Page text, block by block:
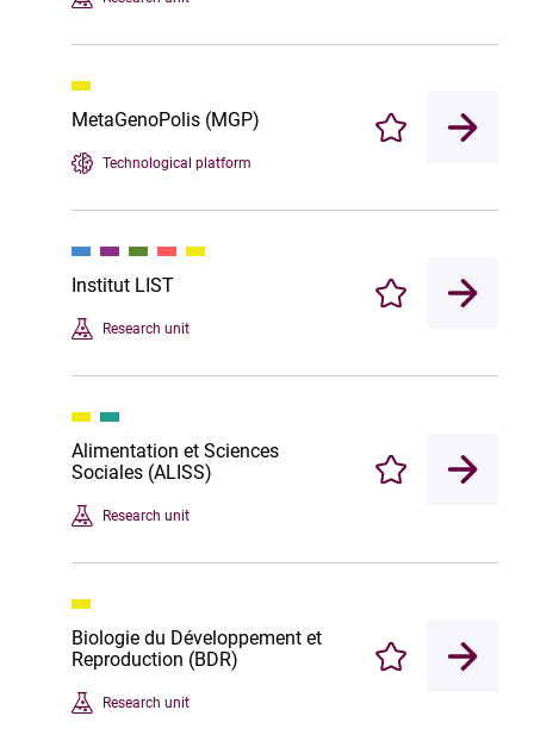
MetaGenoPolis (MGP)
Technological platform
Enregistrer
Institut LIST
Research unit
Enregistrer
Alimentation et Sciences
Sociales (ALISS)
Research unit
Enregistrer
Biologie du Développement et
Reproduction (BDR)
Research unit
Enregistrer